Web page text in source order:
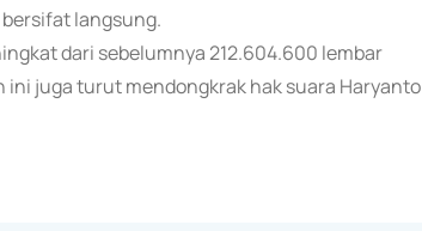
langsung.
dari sebelumnya 212.604.600 lembar
juga turut mendongkrak hak suara Haryanto